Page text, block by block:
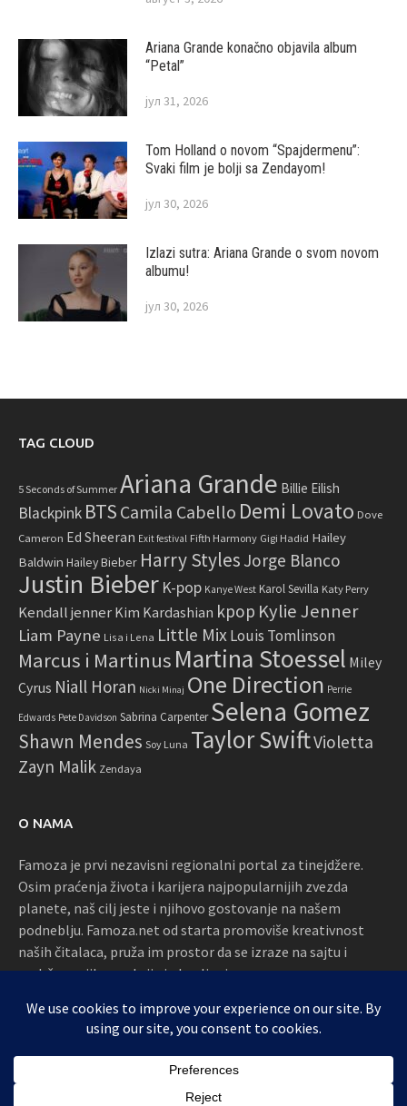
Ariana Grande konačno objavila album
“Petal”
јул 31, 2026
Tom Holland o novom “Spajdermenu”:
Svaki film je bolji sa Zendayom!
јул 30, 2026
Izlazi sutra: Ariana Grande o svom novom
albumu!
јул 30, 2026
TAG CLOUD
5 Seconds of Summer Ariana Grande Billie Eilish
Blackpink BTS Camila Cabello Demi Lovato Dove
Cameron Ed Sheeran Exit festival Fifth Harmony Gigi Hadid Hailey
Baldwin Hailey Bieber Harry Styles Jorge Blanco
Justin Bieber K-pop Kanye West Karol Sevilla Katy Perry
Kendall jenner Kim Kardashian kpop Kylie Jenner
Liam Payne Lisa i Lena Little Mix Louis Tomlinson
Marcus i Martinus Martina Stoessel Miley
Cyrus Niall Horan Nicki Minaj One Direction Perrie
Edwards Pete Davidson Sabrina Carpenter Selena Gomez
Shawn Mendes Soy Luna Taylor SwiftVioletta
Zayn Malik Zendaya
O NAMA
Famoza je prvi nezavisni regionalni portal za tinejdžere.
Osim praćenja života i karijera najpopularnijih zvezda
planete, naš cilj jeste i njihovo gostovanje na našem
podneblju. Famoza.net od starta promoviše kreativnost
naših čitalaca, pruža im prostor da se izraze na sajtu i
podržava njihove akcije i okupljanja